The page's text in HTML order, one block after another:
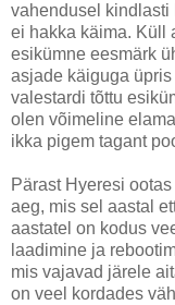
vahendusel kindlasti
ei hakka käima. Küll
esikümne eesmärk
asjade käiguga
valestardi tõttu
olen võimeline
ikka pigem tagant
Pärast Hyeresi
aeg, mis sel aastal
aastatel on kodus
laadimine ja
mis vajavad järele
on veel kordades